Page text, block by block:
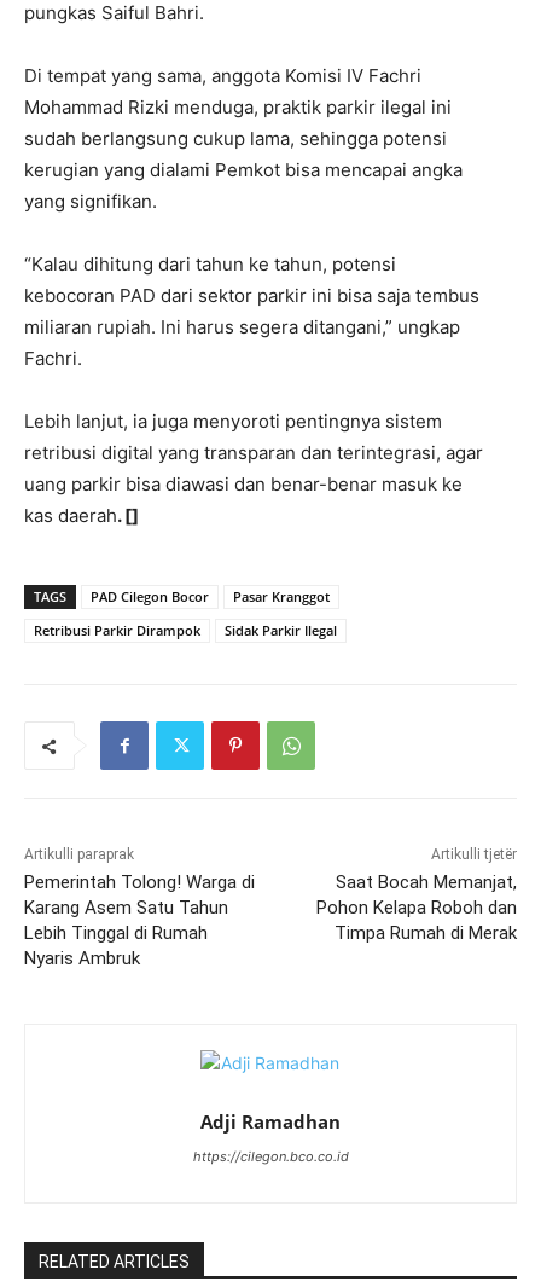
pungkas Saiful Bahri.
Di tempat yang sama, anggota Komisi IV Fachri
Mohammad Rizki menduga, praktik parkir ilegal ini
sudah berlangsung cukup lama, sehingga potensi
kerugian yang dialami Pemkot bisa mencapai angka
yang signifikan.
“Kalau dihitung dari tahun ke tahun, potensi
kebocoran PAD dari sektor parkir ini bisa saja tembus
miliaran rupiah. Ini harus segera ditangani,” ungkap
Fachri.
Lebih lanjut, ia juga menyoroti pentingnya sistem
retribusi digital yang transparan dan terintegrasi, agar
uang parkir bisa diawasi dan benar-benar masuk ke
kas daerah. []
TAGS PAD Cilegon Bocor
Pasar Kranggot
Retribusi Parkir Dirampok
Sidak Parkir Ilegal
Artikulli paraprak
Pemerintah Tolong! Warga di
Karang Asem Satu Tahun
Lebih Tinggal di Rumah
Nyaris Ambruk
Artikulli tjetër
Saat Bocah Memanjat,
Pohon Kelapa Roboh dan
Timpa Rumah di Merak
Adji Ramadhan
https://cilegon.bco.co.id
RELATED ARTICLES